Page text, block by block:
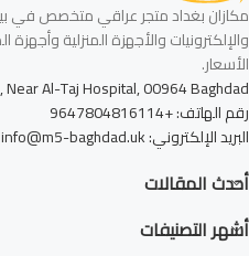
مكازان بغداد متجر عراقي متخصص في
والإلكترونيات والأجهزة المنزلية
الأسعار.
Al-Taj Hospital, 00964 Baghdad
رقم الهاتف: +9647804816114
البريد الإلكتروني: info@m5-baghdad.uk
أحدث المقالات
أشهر التصنيفات